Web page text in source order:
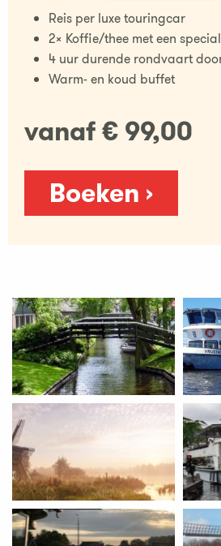
Reis per luxe touringcar
2x Koffie/thee met een
4 uur durende rondvaart
Warm- en koud buffet
vanaf € 99,00
Boeken ›